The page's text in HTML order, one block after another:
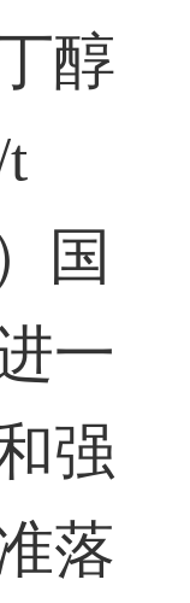
醇
国
一
强
落